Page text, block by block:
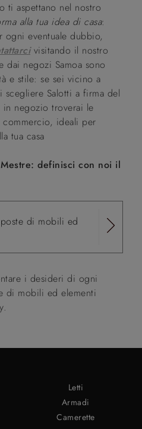
ti aspettano nel nostro
alla tua idea di casa:
eventuale dubbio,
visitando il nostro
dai negozi Samoa sono
e stile: se sei vicino a
Salotti a firma del
negozio troverai le
ideali per
tua casa
definisci con noi il
di mobili ed
i desideri di ogni
di mobili ed elementi
Letti
Armadi
Camerette